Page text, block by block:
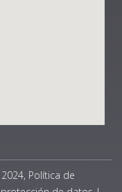
Política de